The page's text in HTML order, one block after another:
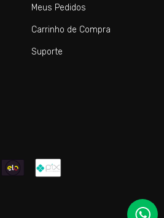
Meus Pedidos
Carrinho de Compra
Suporte